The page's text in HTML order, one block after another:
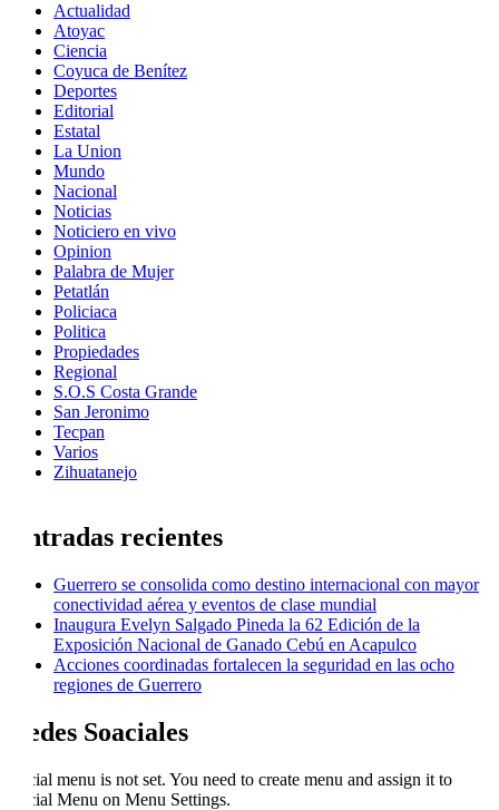
Actualidad
Atoyac
Ciencia
Coyuca de Benítez
Deportes
Editorial
Estatal
La Union
Mundo
Nacional
Noticias
Noticiero en vivo
Opinion
Palabra de Mujer
Petatlán
Policiaca
Politica
Propiedades
Regional
S.O.S Costa Grande
San Jeronimo
Tecpan
Varios
Zihuatanejo
Entradas recientes
Guerrero se consolida como destino internacional con mayor
conectividad aérea y eventos de clase mundial
Inaugura Evelyn Salgado Pineda la 62 Edición de la
Exposición Nacional de Ganado Cebú en Acapulco
Acciones coordinadas fortalecen la seguridad en las ocho
regiones de Guerrero
Redes Soaciales
Social menu is not set. You need to create menu and assign it to
Social Menu on Menu Settings.